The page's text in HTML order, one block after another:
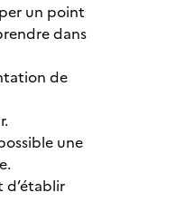
un point
dans
de
une